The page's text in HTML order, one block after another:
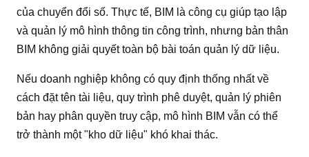
của chuyển đổi số. Thực tế, BIM là công cụ giúp tạo lập
và quản lý mô hình thông tin công trình, nhưng bản thân
BIM không giải quyết toàn bộ bài toán quản lý dữ liệu.
Nếu doanh nghiệp không có quy định thống nhất về
cách đặt tên tài liệu, quy trình phê duyệt, quản lý phiên
bản hay phân quyền truy cập, mô hình BIM vẫn có thể
trở thành một "kho dữ liệu" khó khai thác.